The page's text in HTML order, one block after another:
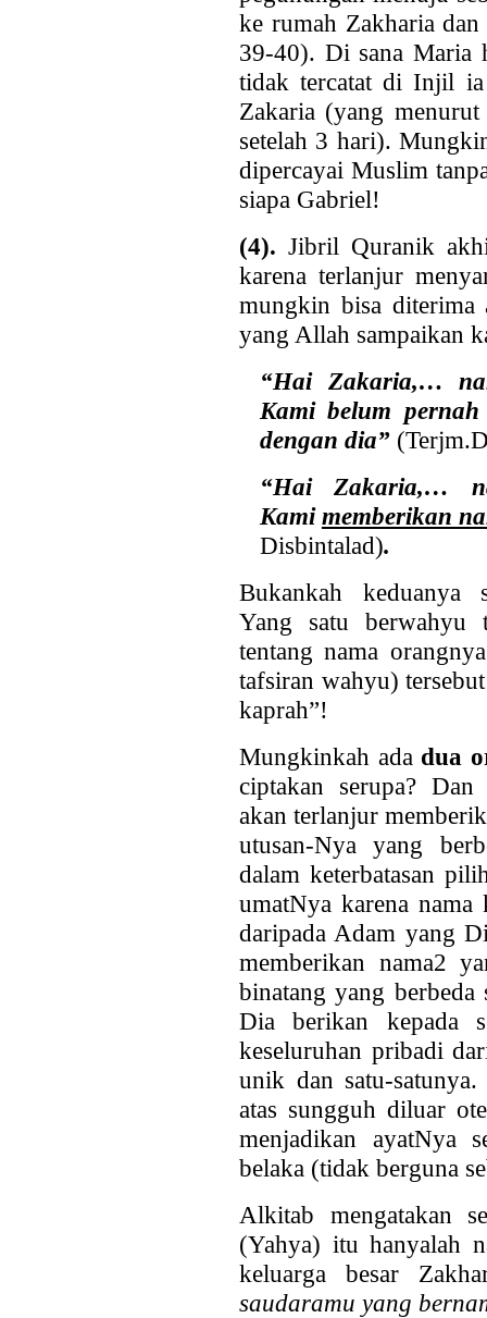
ke rumah Zakharia
39-40). Di sana Maria
tidak tercatat di Injil ia
Zakaria (yang
setelah 3 hari).
dipercayai Muslim
siapa Gabriel!
(4).Jibril Quranik
karena terlanjur
mungkin bisa diterima
yang Allah sampaikan
“Hai Zakaria,…
Kami belum
dengan dia”
“Hai Zakaria,…
Kamimemberikan
Disbintalad).
Bukankah keduanya
Yang satu berwahyu
tentang nama
tafsiran wahyu)
kaprah”!
Mungkinkah ada dua
ciptakan serupa?
akan terlanjur
utusan-Nya yang
dalam keterbatasan
umatNya karena
daripada Adam yang
memberikan nama2
binatang yang berbeda
Dia berikan kepada
keseluruhan pribadi
unik dan satu-
atas sungguh diluar
menjadikan ayatNya
belaka (tidak berguna
Alkitab mengatakan
(Yahya) itu hanyalah
keluarga besar
saudaramu yang